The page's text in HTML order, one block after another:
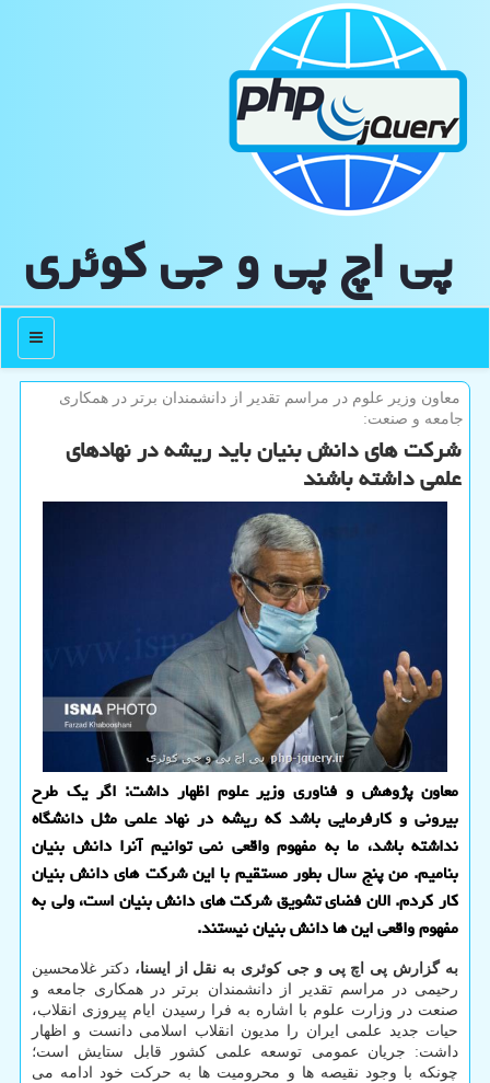
پی اچ پی و جی كوئری
منو
معاون وزیر علوم در مراسم تقدیر از دانشمندان برتر در همكاری
جامعه و صنعت:
شركت های دانش بنیان باید ریشه در نهادهای
علمی داشته باشند
معاون پژوهش و فناوری وزیر علوم اظهار داشت: اگر یک طرح
بیرونی و کارفرمایی باشد که ریشه در نهاد علمی مثل دانشگاه
نداشته باشد، ما به مفهوم واقعی نمی توانیم آنرا دانش بنیان
بنامیم. من پنج سال بطور مستقیم با این شرکت های دانش بنیان
کار کردم. الان فضای تشویق شرکت های دانش بنیان است، ولی به
مفهوم واقعی این ها دانش بنیان نیستند.
به گزارش پی اچ پی و جی کوئری به نقل از ایسنا،دکتر غلامحسین
رحیمی در مراسم تقدیر از دانشمندان برتر در همکاری جامعه و
صنعت در وزارت علوم با اشاره به فرا رسیدن ایام پیروزی انقلاب،
حیات جدید علمی ایران را مدیون انقلاب اسلامی دانست و اظهار
داشت: جریان عمومی توسعه علمی کشور قابل ستایش است؛
چونکه با وجود نقیصه ها و محرومیت ها به حرکت خود ادامه می